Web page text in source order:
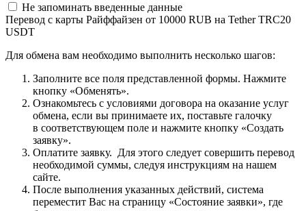
Не запоминать введенные данные
Перевод с карты Райффайзен от 10000 RUB на Tether TRC20
USDT
Для обмена вам необходимо выполнить несколько шагов:
Заполните все поля представленной формы. Нажмите
кнопку «Обменять».
Ознакомьтесь с условиями договора на оказание услуг
обмена, если вы принимаете их, поставьте галочку
в соответствующем поле и нажмите кнопку «Создать
заявку».
Оплатите заявку. Для этого следует совершить перевод
необходимой суммы, следуя инструкциям на нашем
сайте.
После выполнения указанных действий, система
переместит Вас на страницу «Состояние заявки», где